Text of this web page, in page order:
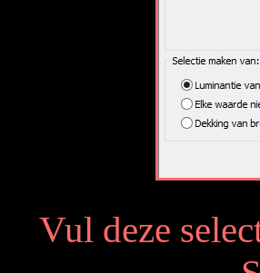
Vul deze